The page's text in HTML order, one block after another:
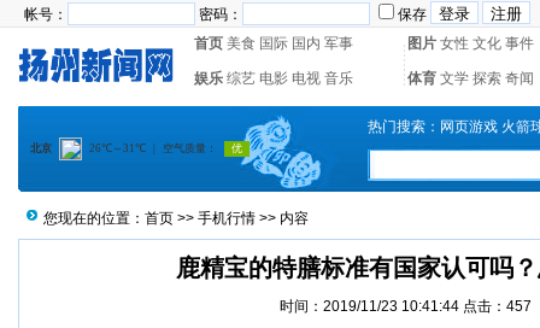
帐号： 密码：
保存
首页 美食 国际 国内 军事 图片 女性 文化 事件
娱乐 综艺 电影 电视 音乐 体育 文学 探索 奇闻
热门搜索： 网页游戏 火箭
您现在的位置： 首页 >> 手机行情 >> 内容
鹿精宝的特膳标准有国家认可吗
时间：2019/11/23 10:41:44 点击： 457